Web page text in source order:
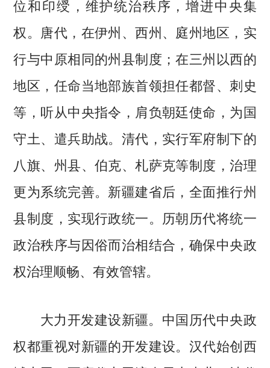
位和印绶，维护统治秩序，增进中央集
权。唐代，在伊州、西州、庭州地区，实
行与中原相同的州县制度；在三州以西的
地区，任命当地部族首领担任都督、刺史
等，听从中央指令，肩负朝廷使命，为国
守土、遣兵助战。清代，实行军府制下的
八旗、州县、伯克、札萨克等制度，治理
更为系统完善。新疆建省后，全面推行州
县制度，实现行政统一。历朝历代将统一
政治秩序与因俗而治相结合，确保中央政
权治理顺畅、有效管辖。
大力开发建设新疆。中国历代中央政
权都重视对新疆的开发建设。汉代始创西